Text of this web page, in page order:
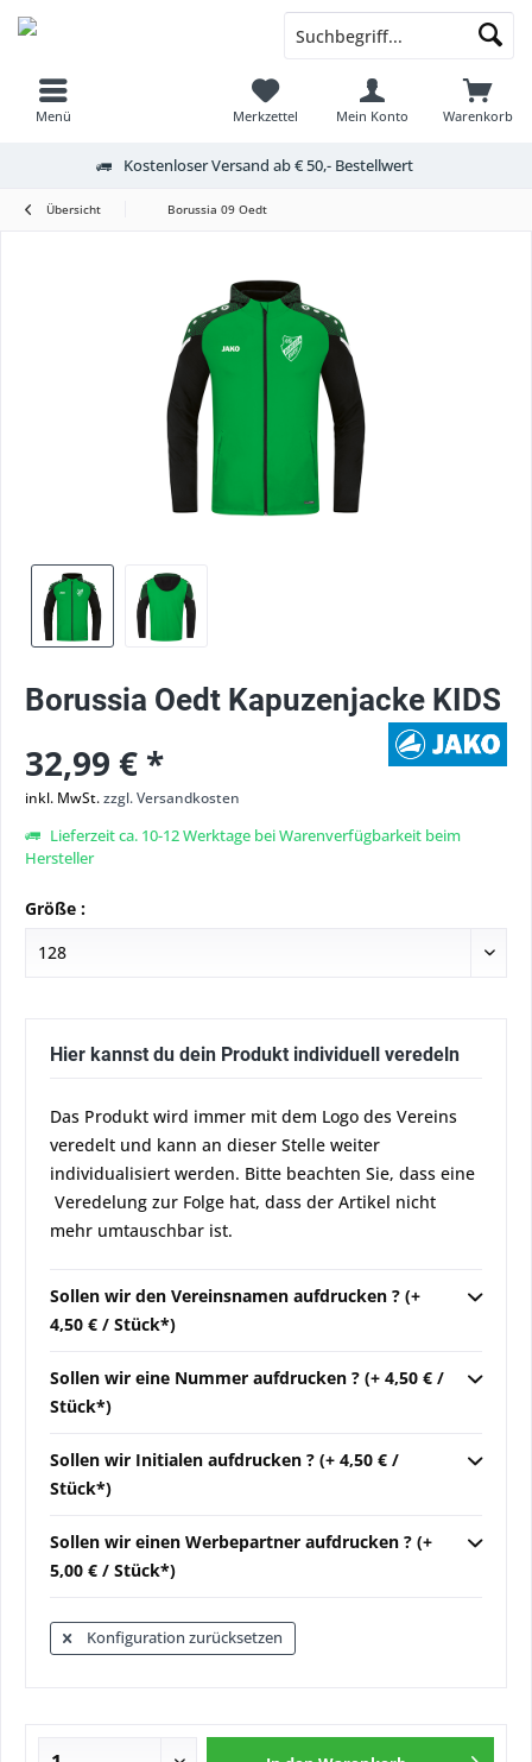
Menü Warenkorb
Merkzettel Mein Konto
Kostenloser Versand ab € 50,- Bestellwert
Übersicht Borussia 09 Oedt
Borussia Oedt Kapuzenjacke KIDS
32,99 € *
inkl. MwSt.zzgl. Versandkosten
Lieferzeit ca. 10-12 Werktage bei Warenverfügbarkeit beim
Hersteller
Größe :
Hier kannst du dein Produkt individuell veredeln
Das Produkt wird immer mit dem Logo des Vereins
veredelt und kann an dieser Stelle weiter
individualisiert werden. Bitte beachten Sie, dass eine
Veredelung zur Folge hat, dass der Artikel nicht
mehr umtauschbar ist.
Sollen wir den Vereinsnamen aufdrucken ? (+
4,50 € / Stück*)
Sollen wir eine Nummer aufdrucken ? (+ 4,50 € /
Stück*)
Sollen wir Initialen aufdrucken ? (+ 4,50 € /
Stück*)
Sollen wir einen Werbepartner aufdrucken ? (+
5,00 € / Stück*)
Konfiguration zurücksetzen